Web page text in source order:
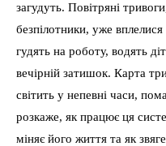
загудуть. Повітряні
безпілотники, уже вплелися
гудять на роботу, водять
вечірній затишок. Карта
світить у непевні часи,
розкаже, як працює ця
міняє його життя та як